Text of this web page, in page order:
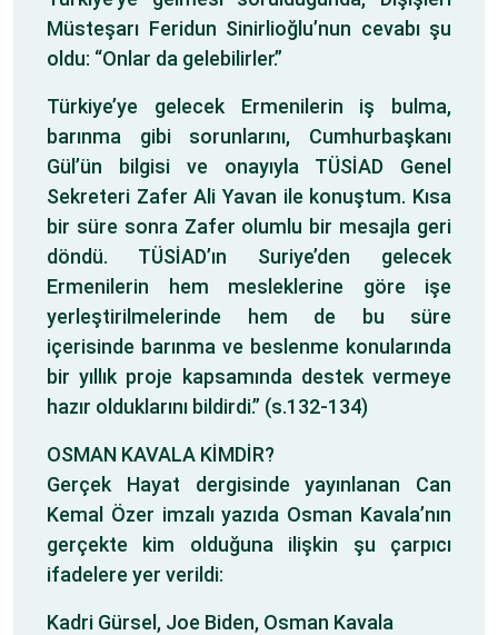
Müsteşarı Feridun Sinirlioğlu’nun cevabı şu
oldu: “Onlar da gelebilirler.”
Türkiye’ye gelecek Ermenilerin iş bulma,
barınma gibi sorunlarını, Cumhurbaşkanı
Gül’ün bilgisi ve onayıyla TÜSİAD Genel
Sekreteri Zafer Ali Yavan ile konuştum. Kısa
bir süre sonra Zafer olumlu bir mesajla geri
döndü. TÜSİAD’ın Suriye’den gelecek
Ermenilerin hem mesleklerine göre işe
yerleştirilmelerinde hem de bu süre
içerisinde barınma ve beslenme konularında
bir yıllık proje kapsamında destek vermeye
hazır olduklarını bildirdi.” (s.132-134)
OSMAN KAVALA KİMDİR?
Gerçek Hayat dergisinde yayınlanan Can
Kemal Özer imzalı yazıda Osman Kavala’nın
gerçekte kim olduğuna ilişkin şu çarpıcı
ifadelere yer verildi:
Kadri Gürsel, Joe Biden, Osman Kavala